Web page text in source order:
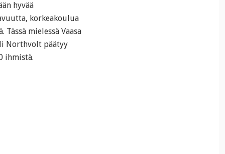
hyvää
korkeakoulua
mielessä Vaasa
Northvolt päätyy
ihmistä.